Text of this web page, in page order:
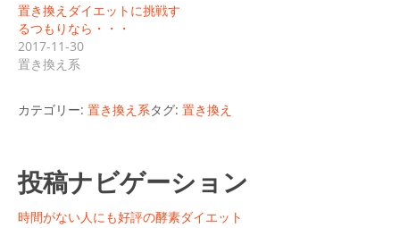
置き換えダイエットに挑戦す
るつもりなら・・・
2017-11-30
置き換え系
カテゴリー: 置き換え系タグ: 置き換え
投稿ナビゲーション
時間がない人にも好評の酵素ダイエット